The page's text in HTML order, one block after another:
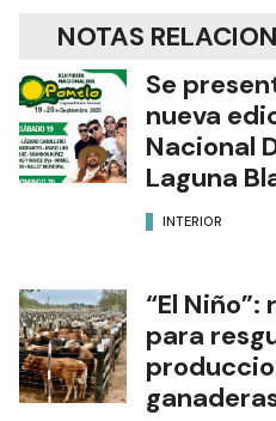
NOTAS
Se
nueva
Nacional
Laguna
INTERIOR
“El
para